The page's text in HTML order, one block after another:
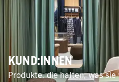
KUND:INNEN
Produkte, die halten, was